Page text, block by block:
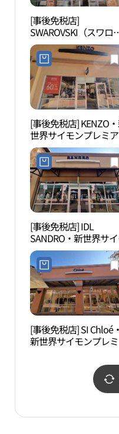
[事後免税店]
SWAROVSKI（スワロ
スキー）・新世界サ
ンプレミアムアウト
トヨジュ（驪州）店(
와로브스키 신세계사
먼프리미엄아울렛 여
점)
[事後免税店] KENZO
世界サイモンプレミ
アウトレットヨジュ
州）店(겐조 신세계사
먼프리미엄아울렛 여
점)
[事後免税店] IDL
SANDRO・新世界サ
ンプレミアムアウト
トヨジュ（驪州）店(
드로 신세계사이먼프
미엄아울렛 여주점)
[事後免税店] SI Chloé・
新世界サイモンプレ
（驪州）店(끌로에 신
계사이먼프리미엄아